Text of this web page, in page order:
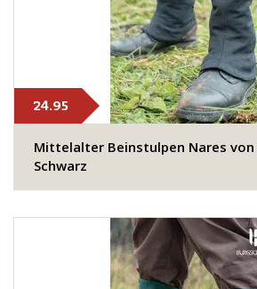
24.95
​​Mittelalter Beinstulpen Nares von
Schwarz